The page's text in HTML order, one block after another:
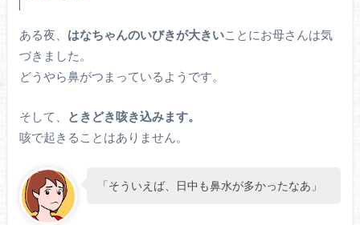
ある夜、 はなちゃんのいびきが大きいことにお母さんは気
づきました。
どうやら鼻がつまっているようです。
そして、
ときどき咳き込みます。
咳で起きることはありません。
「そういえば、日中も鼻水が多かったなあ」